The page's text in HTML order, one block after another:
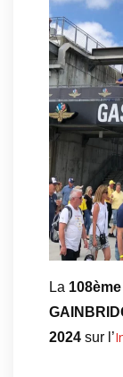
La
2024 sur l’